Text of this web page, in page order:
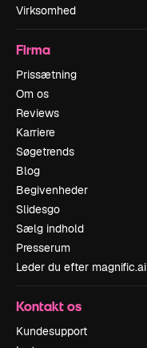
Virksomhed
Firma
Prissætning
Om os
Reviews
Karriere
Søgetrends
Blog
Begivenheder
Slidesgo
Sælg indhold
Presserum
Leder du efter magnific.ai
Kontakt os
Kundesupport